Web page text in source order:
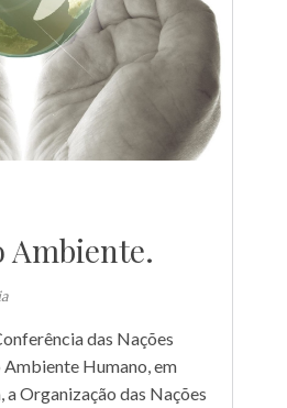
Ambiente.
das Nações
Humano, em
a Organização das Nações